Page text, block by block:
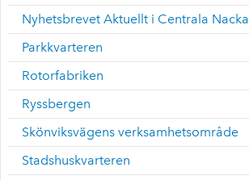
Nyhetsbrevet Aktuellt i Centrala Nacka
Parkkvarteren
Rotorfabriken
Ryssbergen
Skönviksvägens verksamhetsområde
Stadshuskvarteren